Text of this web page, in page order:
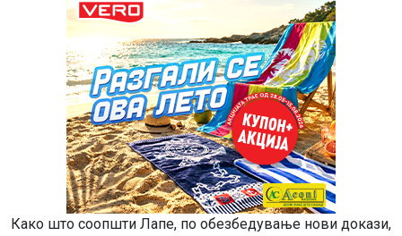
Како што соопшти Лапе, по обезбедување нови докази,